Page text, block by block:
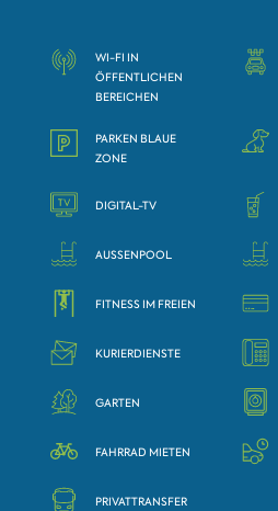
WI-FI IN
ÖFFENTLICHEN
BEREICHEN
PARKEN BLAUE
ZONE
DIGITAL-TV
AUSSENPOOL
FITNESS IM FREIEN
KURIERDIENSTE
GARTEN
FAHRRAD MIETEN
PRIVATTRANSFER